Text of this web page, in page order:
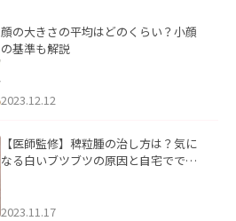
顔の大きさの平均はどのくらい？小顔
の基準も解説
2023.12.12
【医師監修】稗粒腫の治し方は？気に
なる白いブツブツの原因と自宅ででき
2023.11.17